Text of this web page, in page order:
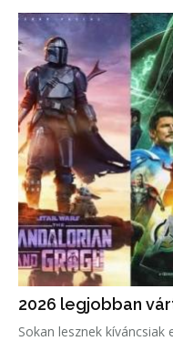
2026 legjobban
Sokan lesznek kíváncsiak